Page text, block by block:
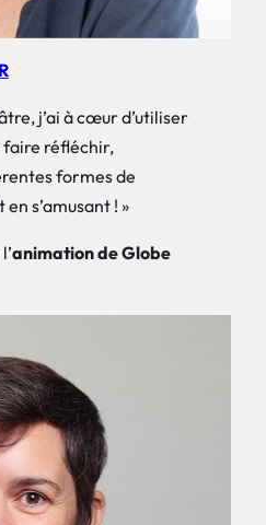
j’ai à cœur d’utiliser
faire réfléchir,
formes de
s’amusant ! »
animation de Globe